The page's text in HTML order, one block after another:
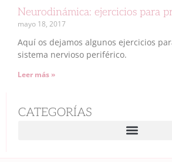
Neurodinámica: ejercicios para
mayo 18, 2017
Aquí os dejamos algunos ejercicios
sistema nervioso periférico.
Leer más »
CATEGORÍAS